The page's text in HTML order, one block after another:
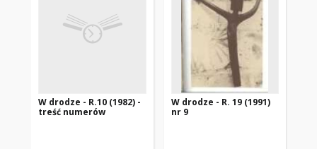
W drodze - R.10 (1982) -
treść numerów
W drodze - R. 19 (1991)
nr 9